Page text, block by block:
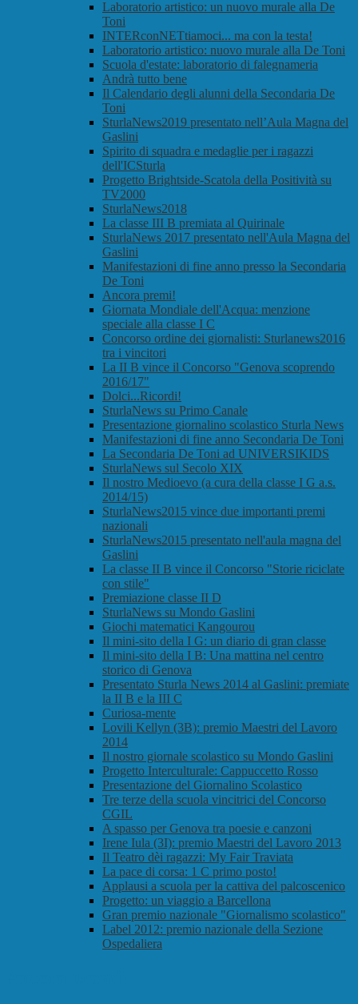
Laboratorio artistico: un nuovo murale alla De
Toni
INTERconNETtiamoci... ma con la testa!
Laboratorio artistico: nuovo murale alla De Toni
Scuola d'estate: laboratorio di falegnameria
Andrà tutto bene
Il Calendario degli alunni della Secondaria De
Toni
SturlaNews2019 presentato nell’Aula Magna del
Gaslini
Spirito di squadra e medaglie per i ragazzi
dell'ICSturla
Progetto Brightside-Scatola della Positività su
TV2000
SturlaNews2018
La classe III B premiata al Quirinale
SturlaNews 2017 presentato nell'Aula Magna del
Gaslini
Manifestazioni di fine anno presso la Secondaria
De Toni
Ancora premi!
Giornata Mondiale dell'Acqua: menzione
speciale alla classe I C
Concorso ordine dei giornalisti: Sturlanews2016
tra i vincitori
La II B vince il Concorso "Genova scoprendo
2016/17"
Dolci...Ricordi!
SturlaNews su Primo Canale
Presentazione giornalino scolastico Sturla News
Manifestazioni di fine anno Secondaria De Toni
La Secondaria De Toni ad UNIVERSIKIDS
SturlaNews sul Secolo XIX
Il nostro Medioevo (a cura della classe I G a.s.
2014/15)
SturlaNews2015 vince due importanti premi
nazionali
SturlaNews2015 presentato nell'aula magna del
Gaslini
La classe II B vince il Concorso "Storie riciclate
con stile"
Premiazione classe II D
SturlaNews su Mondo Gaslini
Giochi matematici Kangourou
Il mini-sito della I G: un diario di gran classe
Il mini-sito della I B: Una mattina nel centro
storico di Genova
Presentato Sturla News 2014 al Gaslini: premiate
la II B e la III C
Curiosa-mente
Lovili Kellyn (3B): premio Maestri del Lavoro
2014
Il nostro giornale scolastico su Mondo Gaslini
Progetto Interculturale: Cappuccetto Rosso
Presentazione del Giornalino Scolastico
Tre terze della scuola vincitrici del Concorso
CGIL
A spasso per Genova tra poesie e canzoni
Irene Iula (3I): premio Maestri del Lavoro 2013
Il Teatro dèi ragazzi: My Fair Traviata
La pace di corsa: 1 C primo posto!
Applausi a scuola per la cattiva del palcoscenico
Progetto: un viaggio a Barcellona
Gran premio nazionale "Giornalismo scolastico"
Label 2012: premio nazionale della Sezione
Ospedaliera